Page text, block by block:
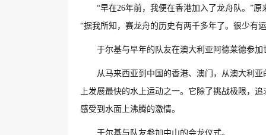
“早在26年前，我便在香港加入了龙舟队。”
“据我所知，赛龙舟的历史有两千多年了。很少有
于尔基与早年的队友在澳大利亚阿德莱德参
从马来西亚到中国的香港、澳门，从澳大利
上发展最快的水上运动之一。它除了挑战极限，
感受到水面上沸腾的激情。
于尔基与队友参加中山的会龙仪式。